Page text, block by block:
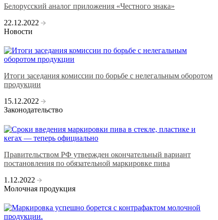
Белорусский аналог приложения «Честного знака»
22.12.2022
Новости
Итоги заседания комиссии по борьбе с нелегальным оборотом
продукции
15.12.2022
Законодательство
Правительством РФ утвержден окончательный вариант
постановления по обязательной маркировке пива
1.12.2022
Молочная продукция